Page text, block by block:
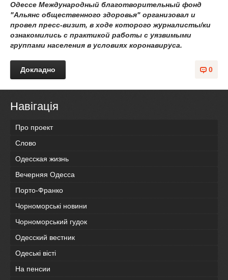
Одессе Международный благотворительный фонд
"Альянс общественного здоровья" организовал и
провел пресс-визит, в ходе которого журналисты/ки
ознакомились с практикой работы с уязвимыми
группами населения в условиях коронавируса.
0
Докладно
Навігація
Про проект
Слово
Одесская жизнь
Вечерняя Одесса
Порто-Франко
Чорноморські новини
Чорноморський гудок
Одесский вестник
Одеськi вiстi
На пенсии